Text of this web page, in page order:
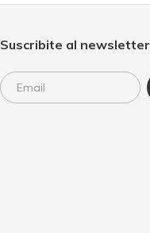
Suscribite al newsletter